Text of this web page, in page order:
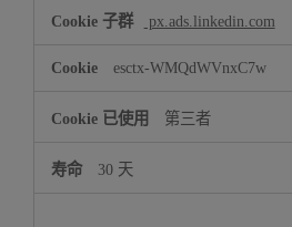
px.ads.linkedin.com
esctx-WMQdWVnxC7w
第三者
30 天